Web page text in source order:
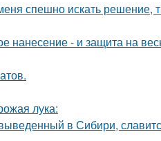
спешно искать решение,
нанесение - и защита на
лука:
в Сибири,